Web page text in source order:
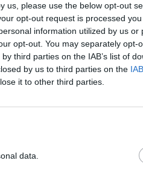
us, please use the below opt-out
opt-out request is processed
information utilized by us or
opt-out. You may separately opt-
third parties on the IAB’s list of
by us to third parties on the
it to other third parties.
data.